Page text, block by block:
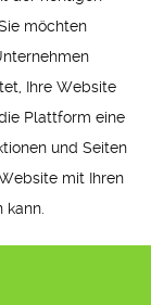
möchten
Ihre Website
Plattform eine
und Seiten
mit Ihren